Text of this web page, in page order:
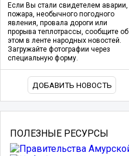
Если Вы стали свидетелем аварии,
пожара, необычного погодного
явления, провала дороги или
прорыва теплотрассы, сообщите об
этом в ленте народных новостей.
Загружайте фотографии через
специальную форму.
ДОБАВИТЬ НОВОСТЬ
ПОЛЕЗНЫЕ РЕСУРСЫ